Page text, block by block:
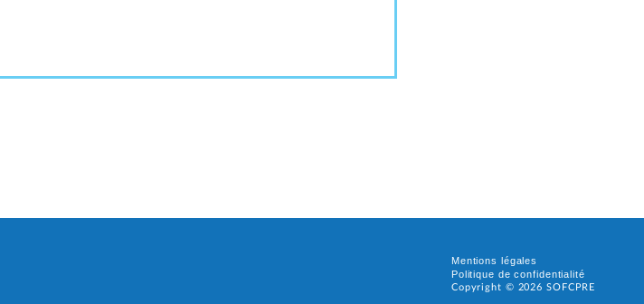
Mentions légales
Politique de confidentialité
Copyright © 2026 SOFCPRE